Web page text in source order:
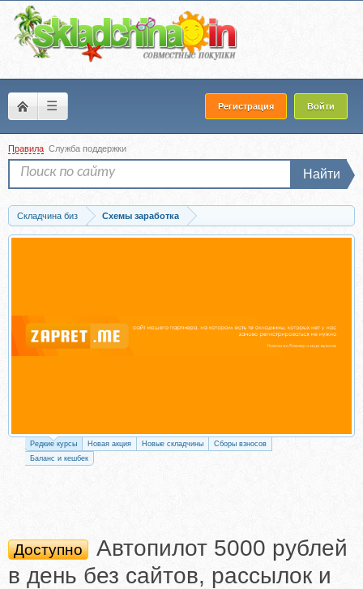
☰ Регистрация Войти
Правила Служба поддержки
Найти
Складчина биз
Схемы заработка
Скачать Автопилот 5000 рублей в день без сайтов, рассылок и продаж
Редкие курсы Новая акция Новые складчины
Сборы взносов
Баланс и кешбек
Доступно
Автопилот 5000 рублей
в день без сайтов, рассылок и